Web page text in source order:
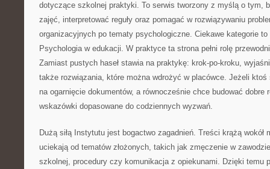
dotyczące szkolnej praktyki. To serwis tworzony z myślą o tym,
zajęć, interpretować reguły oraz pomagać w rozwiązywaniu
organizacyjnych po tematy psychologiczne. Ciekawe kategorie to
Psychologia w edukacji. W praktyce ta strona pełni rolę
Zamiast pustych haseł stawia na praktykę: krok-po-kroku,
także rozwiązania, które można wdrożyć w placówce. Jeżeli
na ogarnięcie dokumentów, a równocześnie chce budować dobre
wskazówki dopasowane do codziennych wyzwań.
Dużą siłą Instytutu jest bogactwo zagadnień. Treści krążą wokół
uciekają od tematów złożonych, takich jak zmęczenie w
szkolnej, procedury czy komunikacja z opiekunami. Dzięki temu